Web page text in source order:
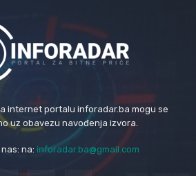
internet portalu inforadar.ba mogu se
uz obavezu navođenja izvora.
na: inforadar.ba@gmail.com